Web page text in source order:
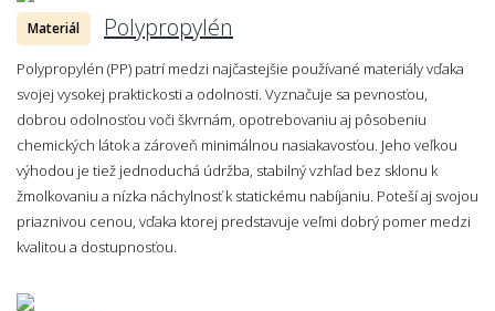
Materiál Polypropylén
Polypropylén (PP) patrí medzi najčastejšie používané materiály vďaka
svojej vysokej praktickosti a odolnosti. Vyznačuje sa pevnosťou,
dobrou odolnosťou voči škvrnám, opotrebovaniu aj pôsobeniu
chemických látok a zároveň minimálnou nasiakavosťou. Jeho veľkou
výhodou je tiež jednoduchá údržba, stabilný vzhľad bez sklonu k
žmolkovaniu a nízka náchylnosť k statickému nabíjaniu. Poteší aj svojou
priaznivou cenou, vďaka ktorej predstavuje veľmi dobrý pomer medzi
kvalitou a dostupnosťou.